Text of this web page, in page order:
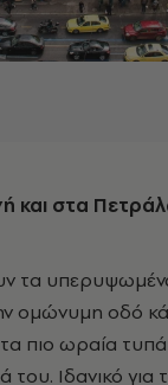
και στα
τα
ομώνυμη οδό
πιο ωραία
του. Ιδανικό για